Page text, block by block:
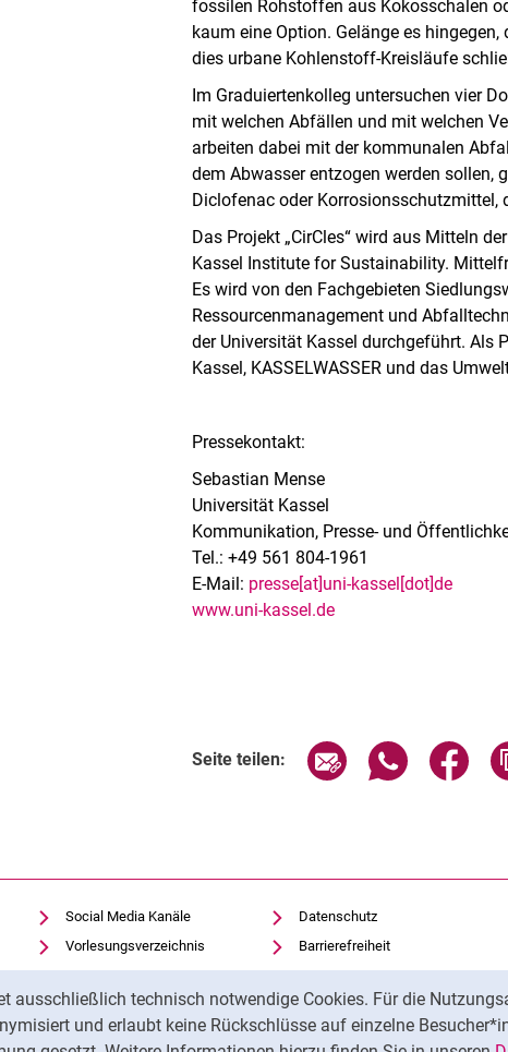
ausschließlich technisch notwendige Cookies. Für die
und erlaubt keine Rückschlüsse auf einzelne
fossilen Rohstoffen aus Kokosschalen
kaum eine Option. Gelänge es
dies urbane Kohlenstoff-Kreisläufe
Im Graduiertenkolleg untersuchen vier
mit welchen Abfällen und mit welchen
arbeiten dabei mit der kommunalen
dem Abwasser entzogen werden sollen,
Diclofenac oder Korrosionsschutzmittel,
Das Projekt „CirCles“ wird aus Mitteln
Kassel Institute for Sustainability.
Es wird von den Fachgebieten
Ressourcenmanagement und
der Universität Kassel durchgeführt. Als
Kassel, KASSELWASSER und das
Pressekontakt:
Sebastian Mense
Universität Kassel
Kommunikation, Presse- und
Tel.: +49 561 804-1961
E-Mail: presse[at]uni-kassel[dot]de
www.uni-kassel.de
Seite teilen: Seite über E-Mail
Seite über
Social Media Kanäle
Vorlesungsverzeichnis
Moodle
Panopto
Universitätsbibliothek
Datenschutz
Barrierefreiheit
Transparenter KI-Einsatz
Impressum